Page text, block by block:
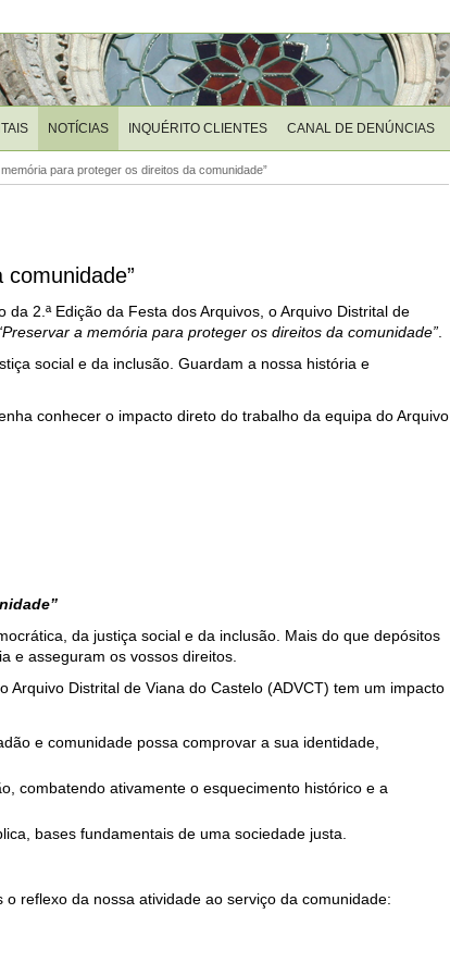
NOTÍCIAS INQUÉRITO CLIENTES CANAL DE DENÚNCIAS
para proteger os direitos da comunidade”
2.ª Edição da Festa dos Arquivos, o Arquivo Distrital de
a memória para proteger os direitos da comunidade”
social e da inclusão. Guardam a nossa história e
conhecer o impacto direto do trabalho da equipa do Arquivo
da justiça social e da inclusão. Mais do que depósitos
e asseguram os vossos direitos.
Distrital de Viana do Castelo (ADVCT) tem um impacto
e comunidade possa comprovar a sua identidade,
combatendo ativamente o esquecimento histórico e a
bases fundamentais de uma sociedade justa.
reflexo da nossa atividade ao serviço da comunidade: